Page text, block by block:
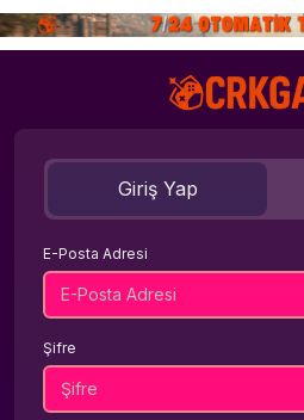
Giriş Yap
E-Posta Adresi
Şifre